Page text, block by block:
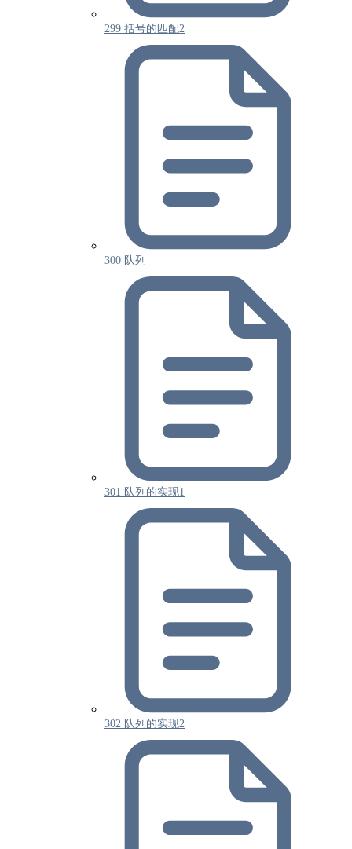
299 括号的匹配2
300 队列
301 队列的实现1
302 队列的实现2